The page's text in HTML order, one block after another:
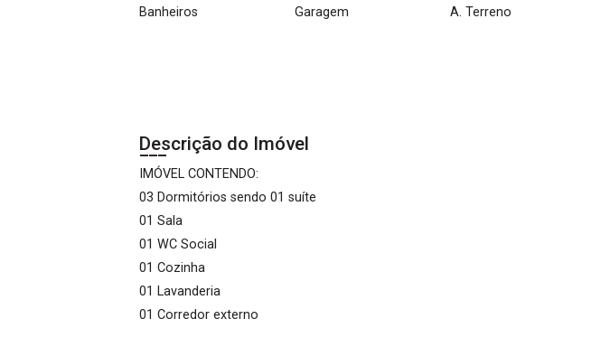
Banheiros Garagem A. Terreno
Descrição do Imóvel
IMÓVEL CONTENDO:
03 Dormitórios sendo 01 suíte
01 Sala
01 WC Social
01 Cozinha
01 Lavanderia
01 Corredor externo